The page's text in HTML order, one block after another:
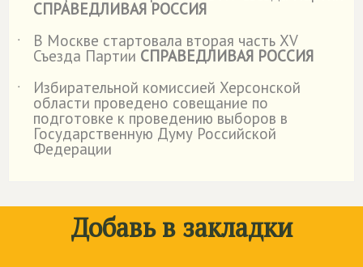
СПРАВЕДЛИВАЯ РОССИЯ
˙
В Москве стартовала вторая часть XV
Съезда Партии СПРАВЕДЛИВАЯ РОССИЯ
˙
Избирательной комиссией Херсонской
области проведено совещание по
подготовке к проведению выборов в
Государственную Думу Российской
Федерации
Добавь в закладки